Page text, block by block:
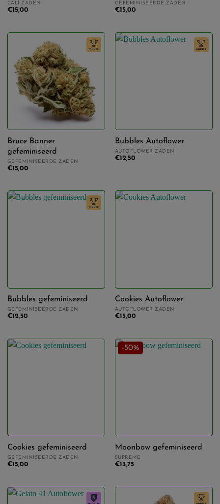
CALI ZADEN
€15,00
GEFEMINISEERDE ZADEN
€15,00
GEFEMINISEERDE ZADEN
Bruce Banner
gefeminiseerd
€15,00
AUTOFLOWER ZADEN
Bubbles Autoflower
€12,50
GEFEMINISEERDE ZADEN
Bubbles gefeminiseerd
€12,50
AUTOFLOWER ZADEN
Cookies Autoflower
€15,00
GEFEMINISEERDE ZADEN
Cookies gefeminiseerd
€15,00
-50%
SUPREME
Moonbow gefeminiseerd
€13,75